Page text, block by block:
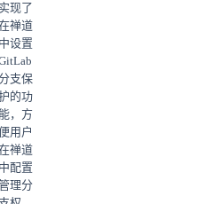
现了
禅道
设置
支保
的功
，方
用户
禅道
配置
理分